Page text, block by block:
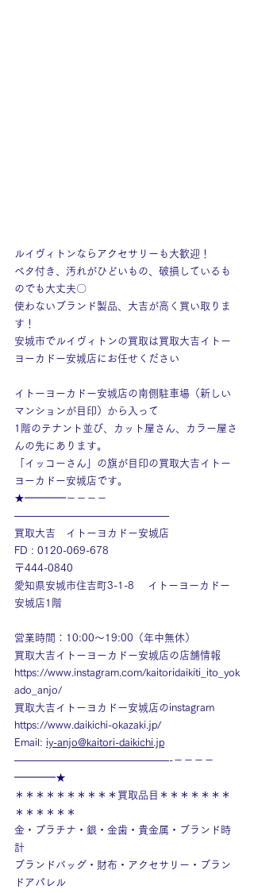
ルイヴィトンならアクセサリーも大歓迎！
ベタ付き、汚れがひどいもの、破損しているも
のでも大丈夫〇
使わないブランド製品、大吉が高く買い取りま
す！
安城市でルイヴィトンの買取は買取大吉イトー
ヨーカドー安城店にお任せください
イトーヨーカドー安城店の南側駐車場（新しい
マンションが目印）から入って
1階のテナント並び、カット屋さん、カラー屋さ
んの先にあります。
「イッコーさん」の旗が目印の買取大吉イトー
ヨーカドー安城店です。
★━━━━－－－－
———————————————
買取大吉　イトーヨカドー安城店
FD : 0120-069-678
〒444-0840
愛知県安城市住吉町3-1-8　 イトーヨーカドー
安城店1階
営業時間：10:00～19:00（年中無休）
買取大吉イトーヨーカドー安城店の店舗情報
https://www.instagram.com/kaitoridaikiti_ito_yok
ado_anjo/
買取大吉イトーヨカドー安城店のinstagram
https://www.daikichi-okazaki.jp/
Email: iy-anjo@kaitori-daikichi.jp
———————————————-－－－－
━━━━★
＊＊＊＊＊＊＊＊＊＊買取品目＊＊＊＊＊＊＊
＊＊＊＊＊＊
金・プラチナ・銀・金歯・貴金属・ブランド時
計
ブランドバッグ・財布・アクセサリー・ブラン
ドアパレル